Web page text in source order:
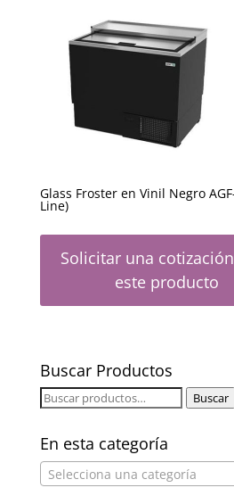
Glass Froster en Vinil Negro
Line)
Solicitar una
este producto
Buscar Productos
Buscar
Buscar
En esta categoría
Selecciona una categoría